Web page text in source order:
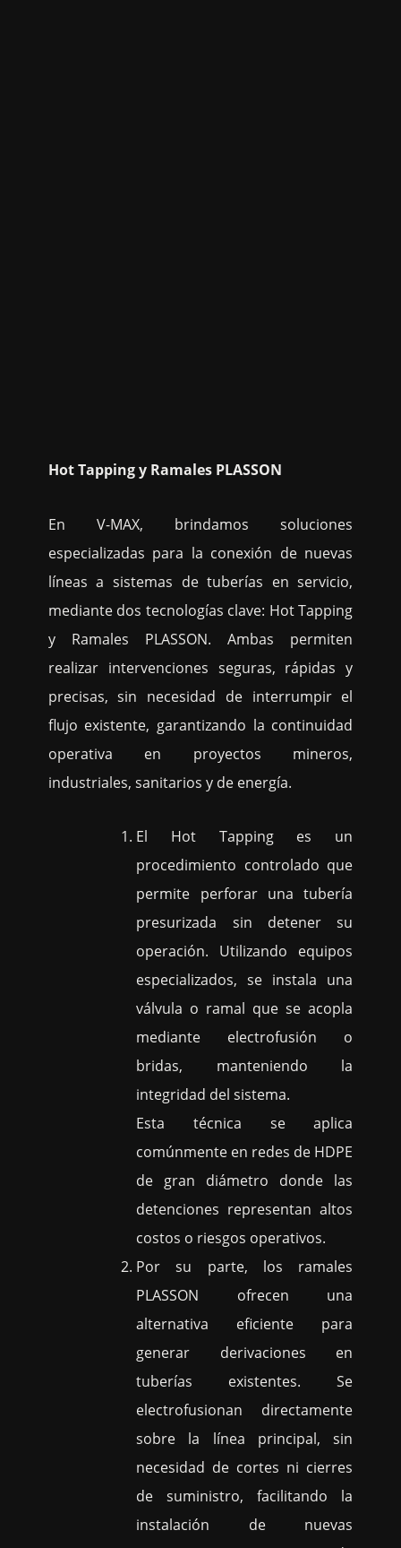
Hot Tapping y Ramales PLASSON
En V-MAX, brindamos soluciones
especializadas para la conexión de nuevas
líneas a sistemas de tuberías en servicio,
mediante dos tecnologías clave: Hot Tapping
y Ramales PLASSON. Ambas permiten
realizar intervenciones seguras, rápidas y
precisas, sin necesidad de interrumpir el
flujo existente, garantizando la continuidad
operativa en proyectos mineros,
industriales, sanitarios y de energía.
El Hot Tapping es un
procedimiento controlado que
permite perforar una tubería
presurizada sin detener su
operación. Utilizando equipos
especializados, se instala una
válvula o ramal que se acopla
mediante electrofusión o
bridas, manteniendo la
integridad del sistema.
Esta técnica se aplica
comúnmente en redes de HDPE
de gran diámetro donde las
detenciones representan altos
costos o riesgos operativos.
Por su parte, los ramales
PLASSON ofrecen una
alternativa eficiente para
generar derivaciones en
tuberías existentes. Se
electrofusionan directamente
sobre la línea principal, sin
necesidad de cortes ni cierres
de suministro, facilitando la
instalación de nuevas